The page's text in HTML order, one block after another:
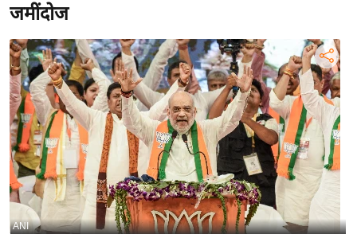
र
रा
ष्ट्री
य
अं
त
र्रा
ष्ट्री
य
बि
जमींदोज
ANI